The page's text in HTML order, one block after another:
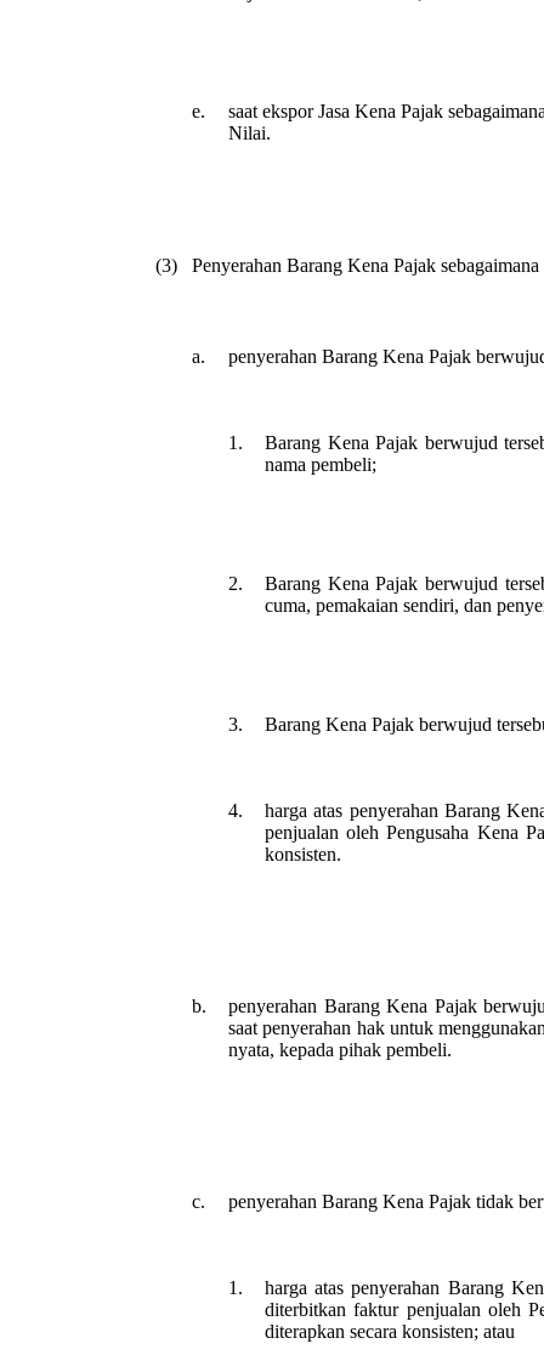
e.
saat ekspor Jasa Kena Pajak
Nilai.
(3) Penyerahan Barang Kena Pajak
a. penyerahan Barang Kena Pajak
1.
Barang Kena Pajak berwujud
nama pembeli;
2.
Barang Kena Pajak berwujud
cuma, pemakaian sendiri, dan
3. Barang Kena Pajak berwujud
4.
harga atas penyerahan Barang
penjualan oleh Pengusaha Kena
konsisten.
b.
penyerahan Barang Kena Pajak
saat penyerahan hak untuk
nyata, kepada pihak pembeli.
c. penyerahan Barang Kena Pajak tidak
1.
harga atas penyerahan Barang
diterbitkan faktur penjualan oleh
diterapkan secara konsisten; atau